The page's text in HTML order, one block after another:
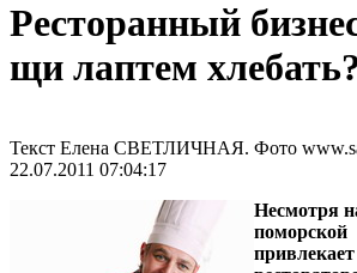
Ресторанный
щи лаптем хлебать?
Текст Елена СВЕТЛИЧНАЯ. Фото
22.07.2011 07:04:17
Несмотря